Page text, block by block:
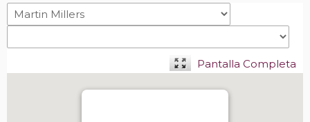
Pantalla Completa